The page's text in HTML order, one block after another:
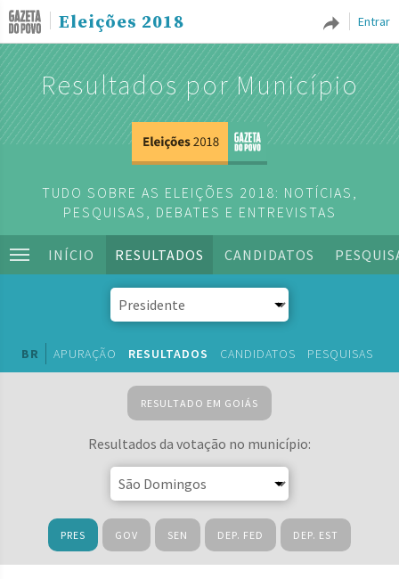
Entrar
Eleições 2018
Resultados por Município
TUDO SOBRE AS ELEIÇÕES 2018: NOTÍCIAS,
PESQUISAS, DEBATES E ENTREVISTAS
INÍCIO RESULTADOS CANDIDATOS
BR APURAÇÃO RESULTADOS CANDIDATOS PESQUISAS
RESULTADO EM GOIÁS
Resultados da votação no município:
PRES GOV SEN DEP. FED DEP. EST